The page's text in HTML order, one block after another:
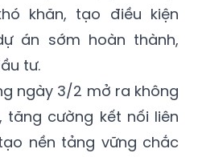
khăn, tạo điều kiện
án sớm hoàn thành,
tư.
ngày 3/2 mở ra không
tăng cường kết nối liên
nền tảng vững chắc